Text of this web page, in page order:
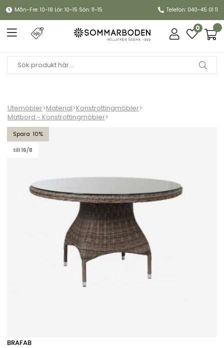
Mån-Fre: 10-18 Lör: 10-15 Sön: 11-15 Telefon: 040-45 01 11
0
Utemöbler>Material>Konstrottingmöbler>
Matbord - Konstrottingmöbler>
10
till 16/8
Ninja matbord Ø 120 H74 cm - rustik
BRAFAB